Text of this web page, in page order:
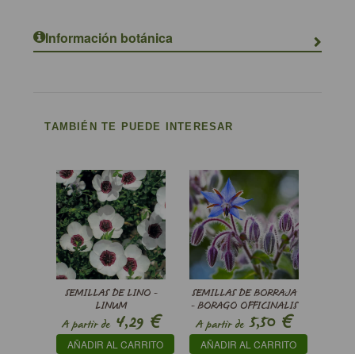
Información botánica
TAMBIÉN TE PUEDE INTERESAR
SEMILLAS DE LINO -
LINUM
GRANDIFLORUM
BRIGHT EYES
A partir de4,29 €
AÑADIR AL CARRITO
SEMILLAS DE BORRAJA
- BORAGO OFFICINALIS
A partir de5,50€
AÑADIR AL CARRITO